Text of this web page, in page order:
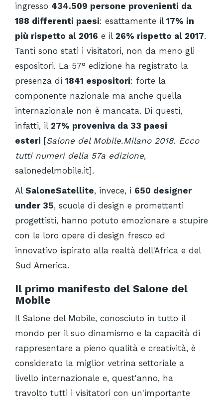
ingresso 434.509 persone provenienti da
188 differenti paesi: esattamente il 17% in
più rispetto al 2016 e il 26% rispetto al 2017.
Tanti sono stati i visitatori, non da meno gli
espositori. La 57° edizione ha registrato la
presenza di 1841 espositori: forte la
componente nazionale ma anche quella
internazionale non è mancata. Di questi,
infatti, il 27% proveniva da 33 paesi
esteri [Salone del Mobile.Milano 2018. Ecco
tutti numeri della 57a edizione,
salonedelmobile.it].
Al SaloneSatellite, invece, i 650 designer
under 35, scuole di design e promettenti
progettisti, hanno potuto emozionare e stupire
con le loro opere di design fresco ed
innovativo ispirato alla realtà dell'Africa e del
Sud America.
Il primo manifesto del Salone del
Mobile
Il Salone del Mobile, conosciuto in tutto il
mondo per il suo dinamismo e la capacità di
rappresentare a pieno qualità e creatività, è
considerato la miglior vetrina settoriale a
livello internazionale e, quest'anno, ha
travolto tutti i visitatori con un'importante